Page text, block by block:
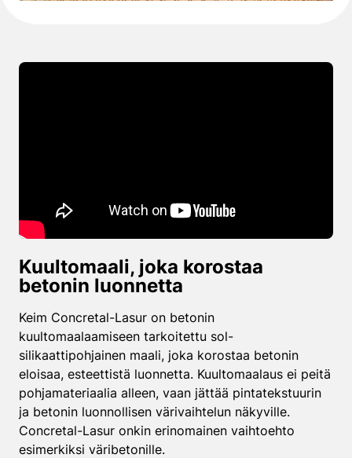
Kuultomaali, joka korostaa
betonin luonnetta
Keim Concretal-Lasur on betonin
kuultomaalaamiseen tarkoitettu sol-
silikaattipohjainen maali, joka korostaa betonin
eloisaa, esteettistä luonnetta. Kuultomaalaus ei peitä
pohjamateriaalia alleen, vaan jättää pintatekstuurin
ja betonin luonnollisen värivaihtelun näkyville.
Concretal-Lasur onkin erinomainen vaihtoehto
esimerkiksi väribetonille.